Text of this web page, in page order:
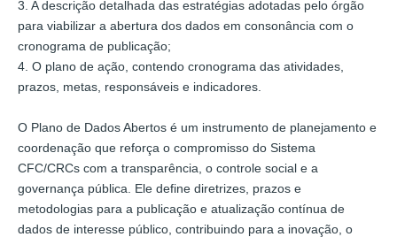
3. A descrição detalhada das estratégias adotadas pelo órgão
para viabilizar a abertura dos dados em consonância com o
cronograma de publicação;
4. O plano de ação, contendo cronograma das atividades,
prazos, metas, responsáveis e indicadores.
O Plano de Dados Abertos é um instrumento de planejamento e
coordenação que reforça o compromisso do Sistema
CFC/CRCs com a transparência, o controle social e a
governança pública. Ele define diretrizes, prazos e
metodologias para a publicação e atualização contínua de
dados de interesse público, contribuindo para a inovação, o